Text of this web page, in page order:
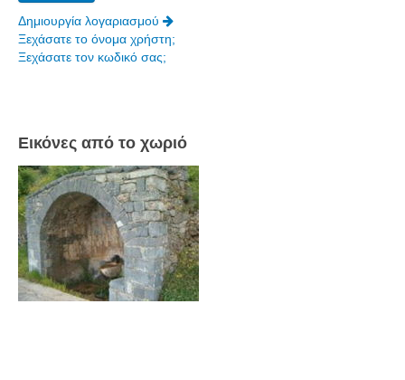
Δημιουργία λογαριασμού
Ξεχάσατε το όνομα χρήστη;
Ξεχάσατε τον κωδικό σας;
Εικόνες από το χωριό